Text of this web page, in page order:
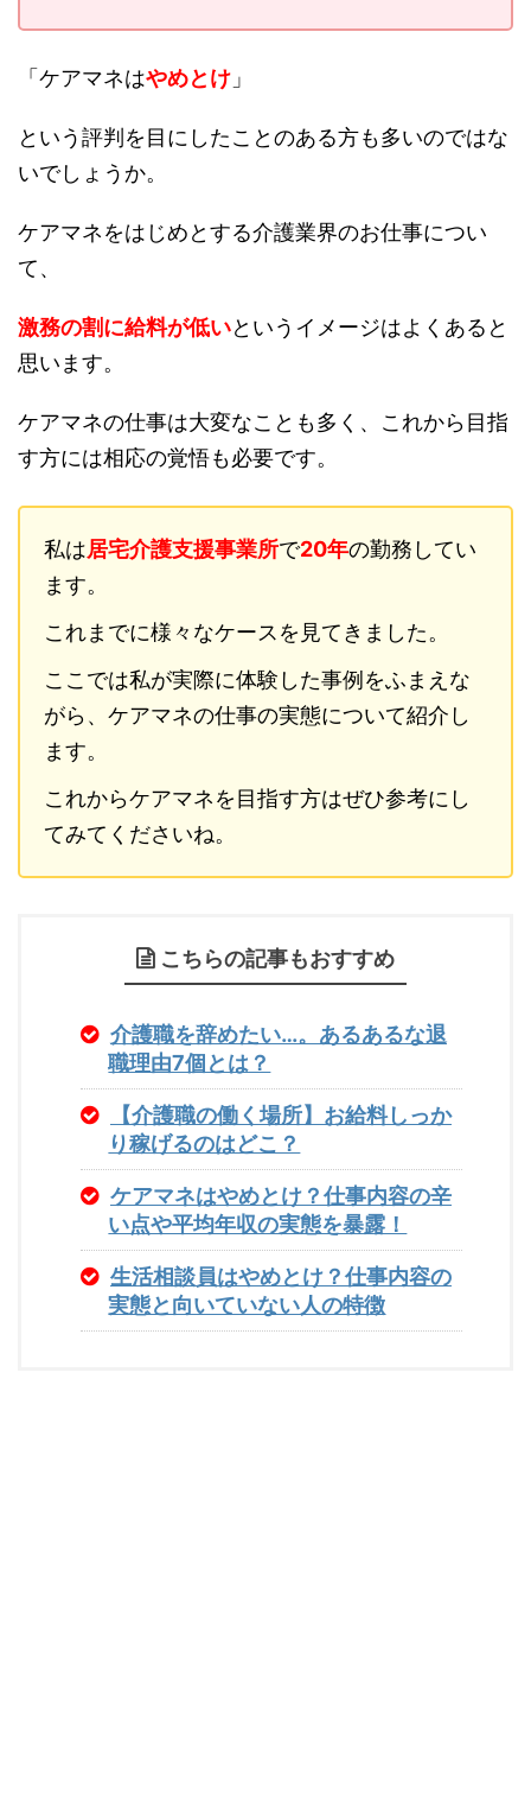
「ケアマネはやめとけ 」
という評判を目にしたことのある方も多いのではな
いでしょうか。
ケアマネをはじめとする介護業界のお仕事につい
て、
激務の割に給料が低いというイメージはよくあると
思います。
ケアマネの仕事は大変なことも多く、これから目指
す方には相応の覚悟も必要です。
私は居宅介護支援事業所で20年の勤務してい
ます。
これまでに様々なケースを見てきました。
ここでは私が実際に体験した事例をふまえな
がら、ケアマネの仕事の実態について紹介し
ます。
これからケアマネを目指す方はぜひ参考にし
てみてくださいね。
こちらの記事もおすすめ
介護職を辞めたい…。あるあるな退
職理由7個とは？
【介護職の働く場所】お給料しっか
り稼げるのはどこ？
ケアマネはやめとけ？仕事内容の辛
い点や平均年収の実態を暴露！
生活相談員はやめとけ？仕事内容の
実態と向いていない人の特徴